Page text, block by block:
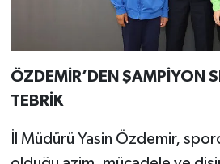
ÖZDEMİR’DEN ŞAMPİYON
TEBRİK
İl Müdürü Yasin Özdemir,